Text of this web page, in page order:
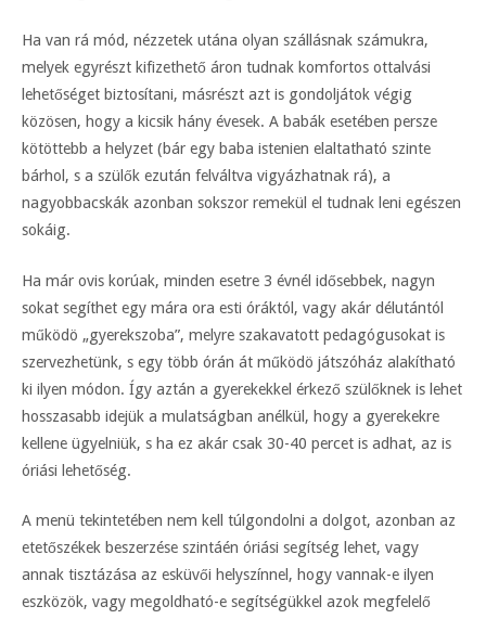
Ha van rá mód, nézzetek utána olyan szállásnak számukra,
melyek egyrészt kifizethető áron tudnak komfortos ottalvási
lehetőséget biztosítani, másrészt azt is gondoljátok végig
közösen, hogy a kicsik hány évesek. A babák esetében persze
kötöttebb a helyzet (bár egy baba istenien elaltatható szinte
bárhol, s a szülők ezután felváltva vigyázhatnak rá), a
nagyobbacskák azonban sokszor remekül el tudnak leni egészen
sokáig.
Ha már ovis korúak, minden esetre 3 évnél idősebbek, nagyn
sokat segíthet egy mára ora esti óráktól, vagy akár délutántól
működö „gyerekszoba”, melyre szakavatott pedagógusokat is
szervezhetünk, s egy több órán át működö játszóház alakítható
ki ilyen módon. Így aztán a gyerekekkel érkező szülőknek is lehet
hosszasabb idejük a mulatságban anélkül, hogy a gyerekekre
kellene ügyelniük, s ha ez akár csak 30-40 percet is adhat, az is
óriási lehetőség.
A menü tekintetében nem kell túlgondolni a dolgot, azonban az
etetőszékek beszerzése szintáén óriási segítség lehet, vagy
annak tisztázása az esküvői helyszínnel, hogy vannak-e ilyen
eszközök, vagy megoldható-e segítségükkel azok megfelelő